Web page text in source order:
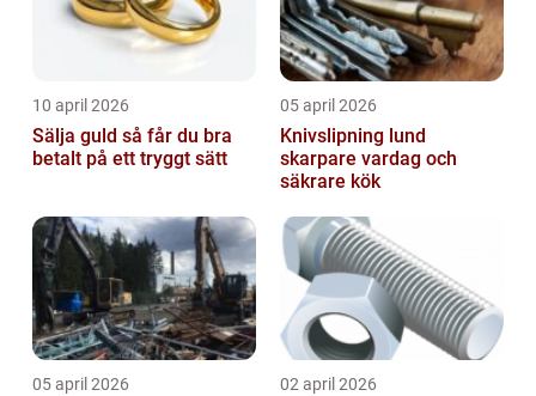
10 april 2026
Sälja guld så får du bra
betalt på ett tryggt sätt
05 april 2026
Knivslipning lund
skarpare vardag och
säkrare kök
05 april 2026 02 april 2026